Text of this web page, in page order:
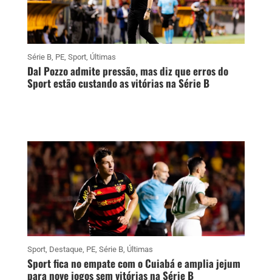
Série B, PE, Sport, Últimas
Dal Pozzo admite pressão, mas diz que erros do
Sport estão custando as vitórias na Série B
Sport, Destaque, PE, Série B, Últimas
Sport fica no empate com o Cuiabá e amplia jejum
para nove jogos sem vitórias na Série B